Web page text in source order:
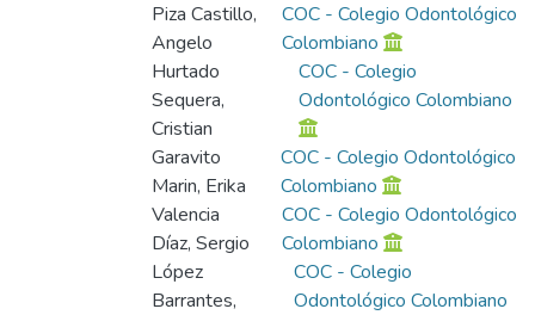
Piza Castillo,
Angelo
COC - Colegio Odontológico
Colombiano
Hurtado
Sequera,
Cristian
COC - Colegio
Odontológico Colombiano
Garavito
Marin, Erika
COC - Colegio Odontológico
Colombiano
Valencia
Díaz, Sergio
COC - Colegio Odontológico
Colombiano
López
Barrantes,
COC - Colegio
Odontológico Colombiano